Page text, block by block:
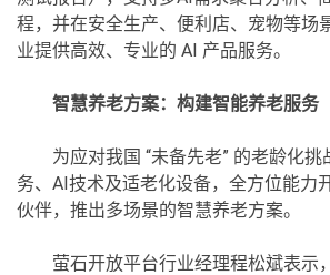
程，并在安全生产、便利店、宠物等场
业提供高效、专业的 AI 产品服务。
智慧养老方案：构建智能养老服务
为应对我国 “未备先老” 的老龄化
务、AI技术及适老化设备，全方位能力
伙伴，推出多场景的智慧养老方案。
萤石开放平台行业经理程松斌表示